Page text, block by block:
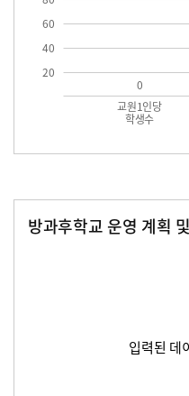
20
40
60
교원1인당
학생수
0
방과후학교 운영 계획
입력된 데